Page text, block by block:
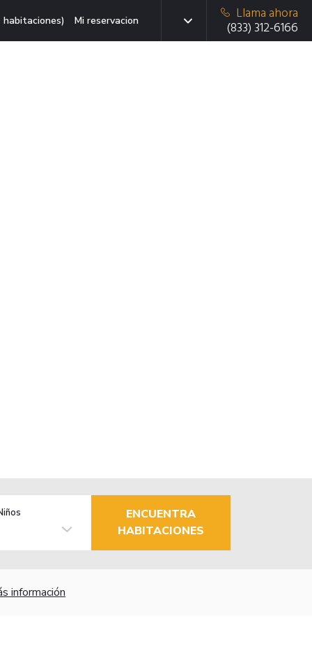
habitaciones) Mi reservacion
Llama ahora
(833) 312-6166
ENCUENTRA
HABITACIONES
información